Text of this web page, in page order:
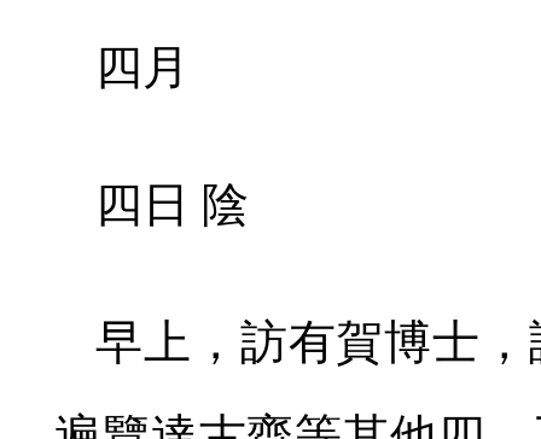
四月
四日 陰
早上，訪有賀博士